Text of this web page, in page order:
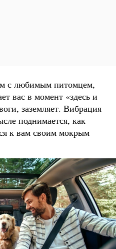
с любимым питомцем,
вас в момент «здесь и
заземляет. Вибрация
поднимается, как
к вам своим мокрым